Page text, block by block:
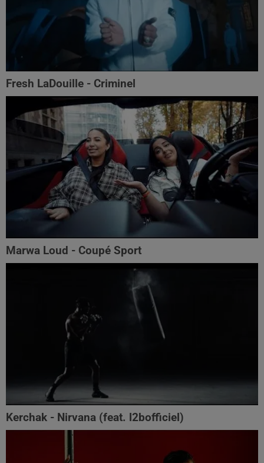
Fresh LaDouille - Criminel
Marwa Loud - Coupé Sport
Kerchak - Nirvana (feat. ‪l2bofficiel‬)